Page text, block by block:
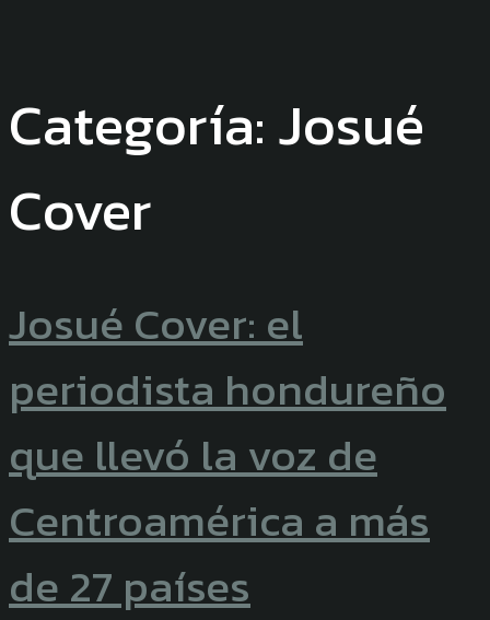
Categoría:Josué
Cover
Josué Cover: el
periodista hondureño
que llevó la voz de
Centroamérica a más
de 27 países